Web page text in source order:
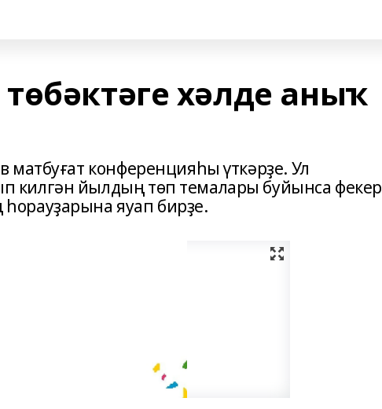
хәлде аныҡ
матбуғат конференцияһы үткәрҙе. Ул
килгән йылдың төп темалары буйынса фекер
яуап бирҙе.